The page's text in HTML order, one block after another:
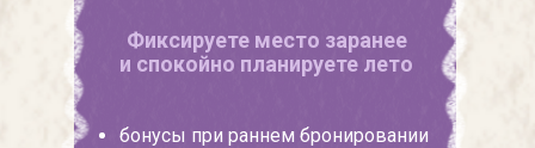
бонусы при раннем бронировании
Фиксируете место заранее
и спокойно планируете лето